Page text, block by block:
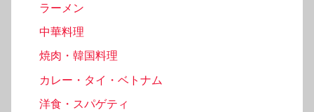
ラーメン
中華料理
焼肉・韓国料理
カレー・タイ・ベトナム
洋食・スパゲティ